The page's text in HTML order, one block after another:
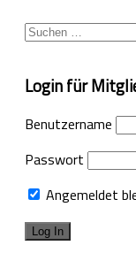
Suchen
Login für
Benutzername
Passwort
Angemeldet